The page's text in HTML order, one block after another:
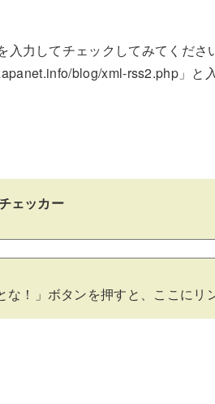
力してチェックしてみてくださ
blog/xml-rss2.php」と
ェッカー
な！」ボタンを押すと、ここにリ